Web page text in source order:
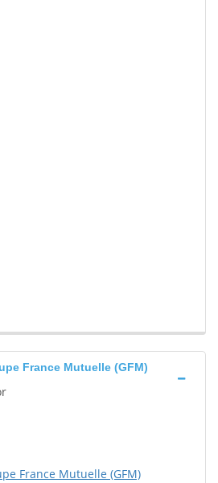
France Mutuelle (GFM)
France Mutuelle (GFM)